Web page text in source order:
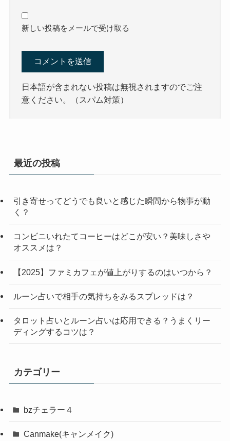
新しい投稿をメールで受け取る
日本語が含まれない投稿は無視されますのでご注
意ください。（スパム対策）
最近の投稿
引き寄せってどうでも良いと感じた瞬間から物事が動
く？
コンビニいれたてコーヒーはどこが安い？美味しさや
オススメは？
【2025】ファミカフェが値上がりするのはいつから？
ルーン占いで相手の気持ちをみるスプレッドは？
タロット占いとルーン占いは応用できる？うまくリー
ディングするコツは？
カテゴリー
bzチェラー４
Canmake(キャンメイク)